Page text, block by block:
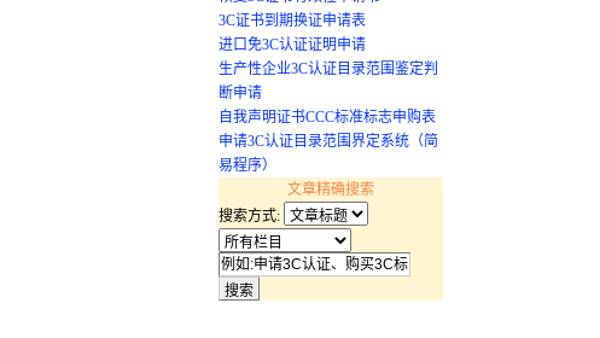
3C证书到期换证申请表
进口免3C认证证明申请
生产性企业3C认证目录范围鉴定判
断申请
自我声明证书CCC标准标志申购表
申请3C认证目录范围界定系统（简
易程序）
文章精确搜索
搜索方式: